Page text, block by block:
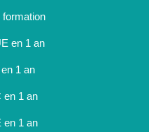
formation
en 1 an
1 an
en 1 an
en 1 an